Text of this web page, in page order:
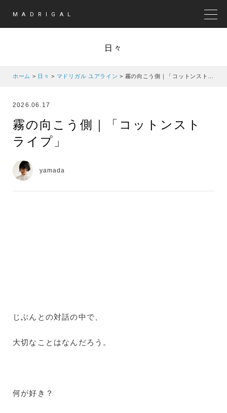
MADRIGAL
日々
ホーム > 日々 > マドリガル ユアライン > 霧の向こう側｜「コットンストライプ」
2026.06.17
霧の向こう側｜「コットンスト
ライプ」
yamada
じぶんとの対話の中で、
大切なことはなんだろう。
何が好き？